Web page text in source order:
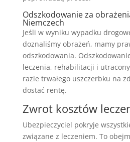
Odszkodowanie za
Niemczech
Jeśli w wyniku wypadku
doznaliśmy obrażeń, mamy
odszkodowania.
leczenia, rehabilitacji i
razie trwałego uszczerbku na
dostać rentę.
Zwrot kosztów
Ubezpieczyciel pokryje
związane z leczeniem. To